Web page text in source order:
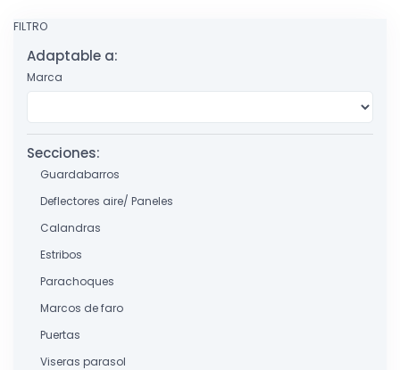
FILTRO
Adaptable a:
Marca
Secciones:
Guardabarros
Deflectores aire/ Paneles
Calandras
Estribos
Parachoques
Marcos de faro
Puertas
Viseras parasol